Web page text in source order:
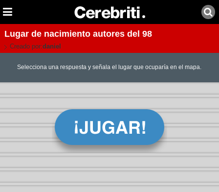
Lugar de nacimiento autores del 98
Creado por:daniel
Selecciona una respuesta y señala el lugar que ocuparía en el mapa.